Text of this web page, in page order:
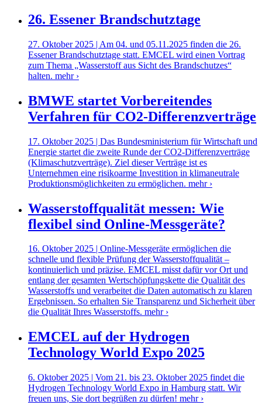
26. Essener Brandschutztage
27. Oktober 2025 | Am 04. und 05.11.2025 finden die 26.
Essener Brandschutztage statt. EMCEL wird einen Vortrag
zum Thema „Wasserstoff aus Sicht des Brandschutzes“
halten. mehr ›
BMWE startet Vorbereitendes
Verfahren für CO2-Differenzverträge
17. Oktober 2025 | Das Bundesministerium für Wirtschaft und
Energie startet die zweite Runde der CO2-Differenzverträge
(Klimaschutzverträge). Ziel dieser Verträge ist es
Unternehmen eine risikoarme Investition in klimaneutrale
Produktionsmöglichkeiten zu ermöglichen. mehr ›
Wasserstoffqualität messen: Wie
flexibel sind Online-Messgeräte?
16. Oktober 2025 | Online-Messgeräte ermöglichen die
schnelle und flexible Prüfung der Wasserstoffqualität –
kontinuierlich und präzise. EMCEL misst dafür vor Ort und
entlang der gesamten Wertschöpfungskette die Qualität des
Wasserstoffs und verarbeitet die Daten automatisch zu klaren
Ergebnissen. So erhalten Sie Transparenz und Sicherheit über
die Qualität Ihres Wasserstoffs. mehr ›
EMCEL auf der Hydrogen
Technology World Expo 2025
6. Oktober 2025 | Vom 21. bis 23. Oktober 2025 findet die
Hydrogen Technology World Expo in Hamburg statt. Wir
freuen uns, Sie dort begrüßen zu dürfen! mehr ›